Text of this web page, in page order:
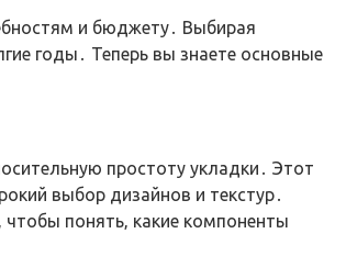
и бюджету․ Выбирая
годы․ Теперь вы знаете основные
простоту укладки․ Этот
выбор дизайнов и текстур․
чтобы понять‚ какие компоненты